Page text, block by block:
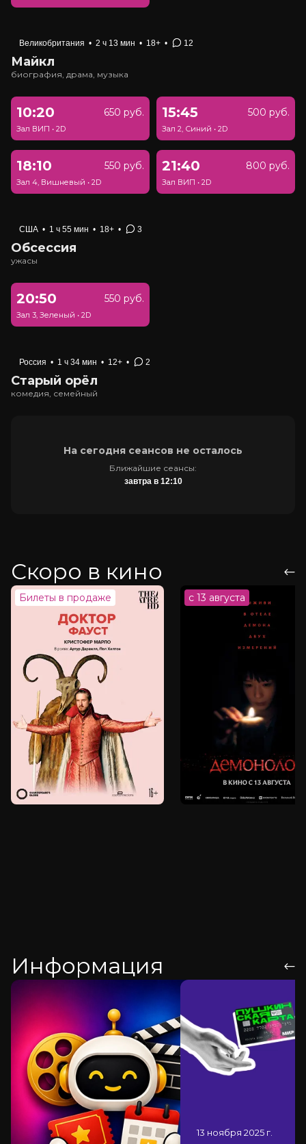
Великобритания • 2 ч 13 мин • 18+ • 12
Майкл
биография, драма, музыка
10:20 650 руб.
Зал ВИП • 2D
15:45 500 руб.
Зал 2, Синий • 2D
18:10 550 руб.
Зал 4, Вишневый • 2D
21:40 800 руб.
Зал ВИП • 2D
США • 1 ч 55 мин • 18+ • 3
Обсессия
ужасы
20:50 550 руб.
Зал 3, Зеленый • 2D
Россия • 1 ч 34 мин • 12+ • 2
Старый орёл
комедия, семейный
На сегодня сеансов не осталось
Ближайшие сеансы:
завтра в 12:10
Скоро в кино
Билеты в продаже с 13 августа
Информация
13 ноября 2025 г.